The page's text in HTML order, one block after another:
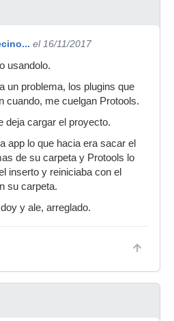
el 16/11/2017
usandolo.
un problema, los plugins que
cuando, me cuelgan Protools.
deja cargar el proyecto.
app lo que hacia era sacar el
de su carpeta y Protools lo
inserto y reiniciaba con el
su carpeta.
y ale, arreglado.